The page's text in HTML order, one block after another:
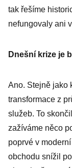
tak řešíme
nefungovaly ani
Dnešní krize je
Ano. Stejně jako
transformace z
služeb. To
zažíváme něco
poprvé v
obchodu snížil